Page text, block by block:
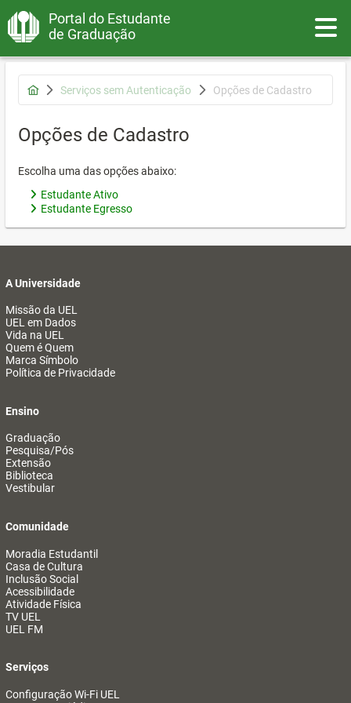
Portal do Estudante
de Graduação
Serviços sem Autenticação Opções de Cadastro
Opções de Cadastro
Escolha uma das opções abaixo:
Estudante Ativo
Estudante Egresso
A Universidade
Missão da UEL
UEL em Dados
Vida na UEL
Quem é Quem
Marca Símbolo
Política de Privacidade
Ensino
Graduação
Pesquisa/Pós
Extensão
Biblioteca
Vestibular
Comunidade
Moradia Estudantil
Casa de Cultura
Inclusão Social
Acessibilidade
Atividade Física
TV UEL
UEL FM
Serviços
Configuração Wi-Fi UEL